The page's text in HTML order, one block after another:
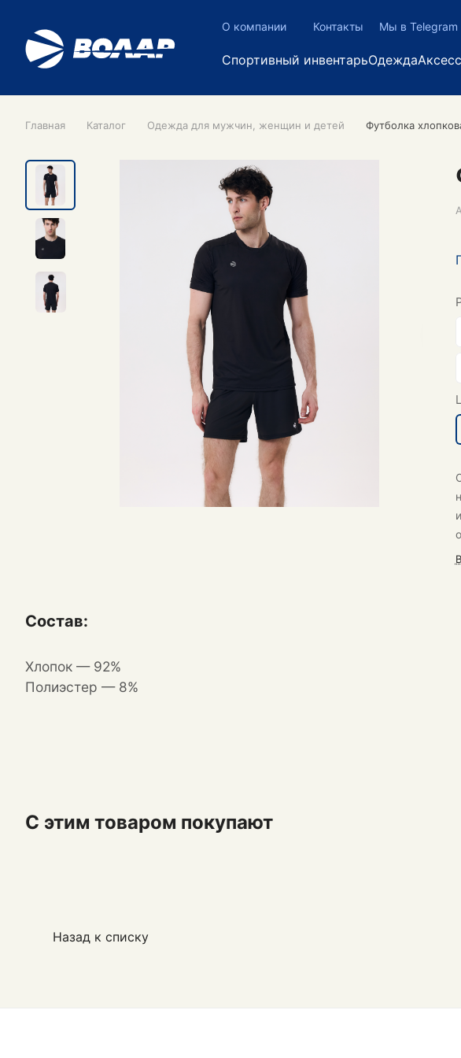
О компании Контакты Мы в Telegram
Спортивный инвентарьОдежда
Главная Каталог Одежда для мужчин, женщин и детей Футболка
Состав:
Хлопок — 92%
Полиэстер — 8%
С этим товаром покупают
Назад к списку